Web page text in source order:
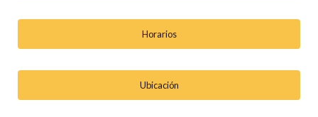
Horarios
Ubicación